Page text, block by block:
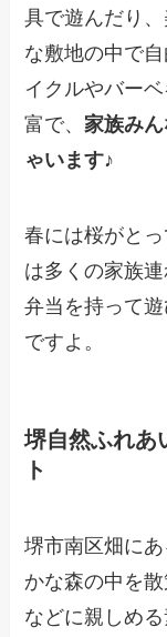
具で遊んだり
な敷地の中で
イクルやバー
富で、家族み
ゃいます♪
春には桜がと
は多くの家族
弁当を持って
ですよ。
堺自然ふれあ
ト
堺市南区畑に
かな森の中を
などに親しめ